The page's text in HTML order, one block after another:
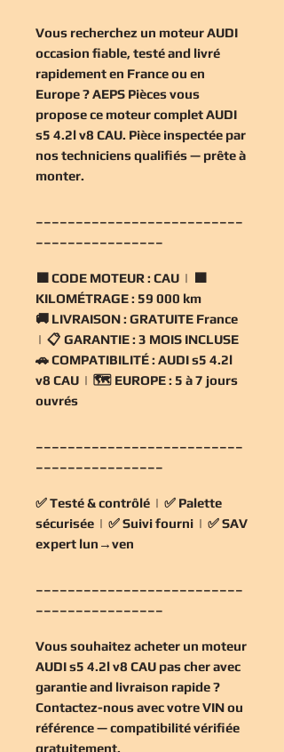
Vous recherchez un moteur AUDI
occasion fiable, testé and livré
rapidement en France ou en
Europe ? AEPS Pièces vous
propose ce moteur complet AUDI
s5 4.2l v8 CAU. Pièce inspectée par
nos techniciens qualifiés — prête à
monter.
🟧CODE MOTEUR : CAU | 🟧
KILOMÉTRAGE : 59 000 km
🚚 LIVRAISON : GRATUITE France
| 📋 GARANTIE : 3 MOIS INCLUSE
🚗COMPATIBILITÉ : AUDI s5 4.2l
v8 CAU | 🗺️ EUROPE : 5 à 7 jours
ouvrés
✅Testé & contrôlé | ✅ Palette
sécurisée | ✅Suivi fourni | ✅SAV
expert lun→ven
Vous souhaitez acheter un moteur
AUDI s5 4.2l v8 CAU pas cheravec
garantie and livraison rapide ?
Contactez-nous avec votre VIN ou
référence — compatibilité vérifiée
gratuitement.